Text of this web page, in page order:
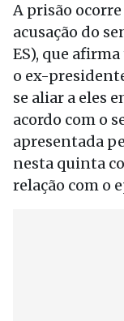
A prisão
acusação do
ES), que
o ex-
se aliar a eles
acordo com o
apresentada
nesta quinta
relação com o